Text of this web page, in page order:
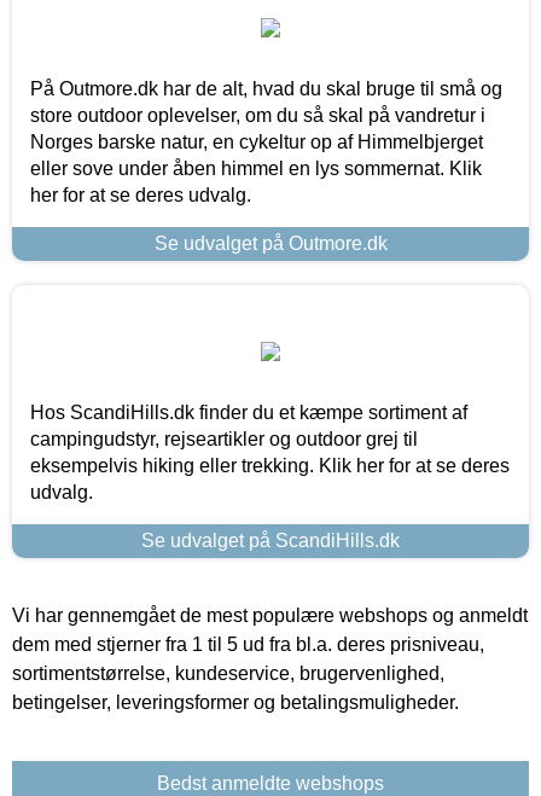
På Outmore.dk har de alt, hvad du skal bruge til små og
store outdoor oplevelser, om du så skal på vandretur i
Norges barske natur, en cykeltur op af Himmelbjerget
eller sove under åben himmel en lys sommernat. Klik
her for at se deres udvalg.
Se udvalget på Outmore.dk
Hos ScandiHills.dk finder du et kæmpe sortiment af
campingudstyr, rejseartikler og outdoor grej til
eksempelvis hiking eller trekking. Klik her for at se deres
udvalg.
Se udvalget på ScandiHills.dk
Vi har gennemgået de mest populære webshops og anmeldt
dem med stjerner fra 1 til 5 ud fra bl.a. deres prisniveau,
sortimentstørrelse, kundeservice, brugervenlighed,
betingelser, leveringsformer og betalingsmuligheder.
Bedst anmeldte webshops